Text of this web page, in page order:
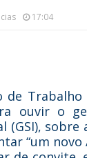
17:04
de
ouvir o
(GSI), sobre
“um novo